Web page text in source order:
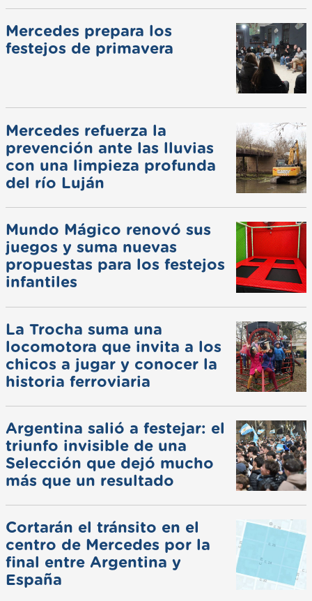
Mercedes prepara los
festejos de primavera
Mercedes refuerza la
prevención ante las lluvias
con una limpieza profunda
del río Luján
Mundo Mágico renovó sus
juegos y suma nuevas
propuestas para los festejos
infantiles
La Trocha suma una
locomotora que invita a los
chicos a jugar y conocer la
historia ferroviaria
Argentina salió a festejar: el
triunfo invisible de una
Selección que dejó mucho
más que un resultado
Cortarán el tránsito en el
centro de Mercedes por la
final entre Argentina y
España